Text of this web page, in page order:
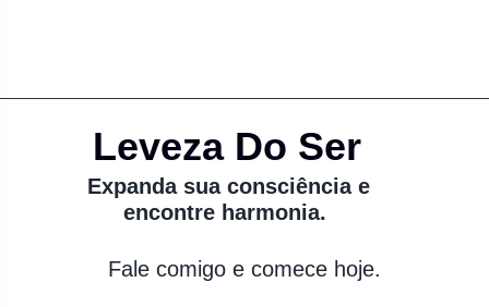
Leveza Do Ser
Expanda sua consciência e
encontre harmonia.
Fale comigo e comece hoje.